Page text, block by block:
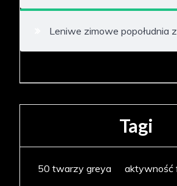
Leniwe zimowe popołudnia
Tagi
50 twarzy greya
aktywność